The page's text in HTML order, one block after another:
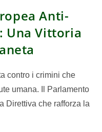
Anti-
Una Vittoria
contro i crimini che
umana. Il Parlamento
Direttiva che rafforza la